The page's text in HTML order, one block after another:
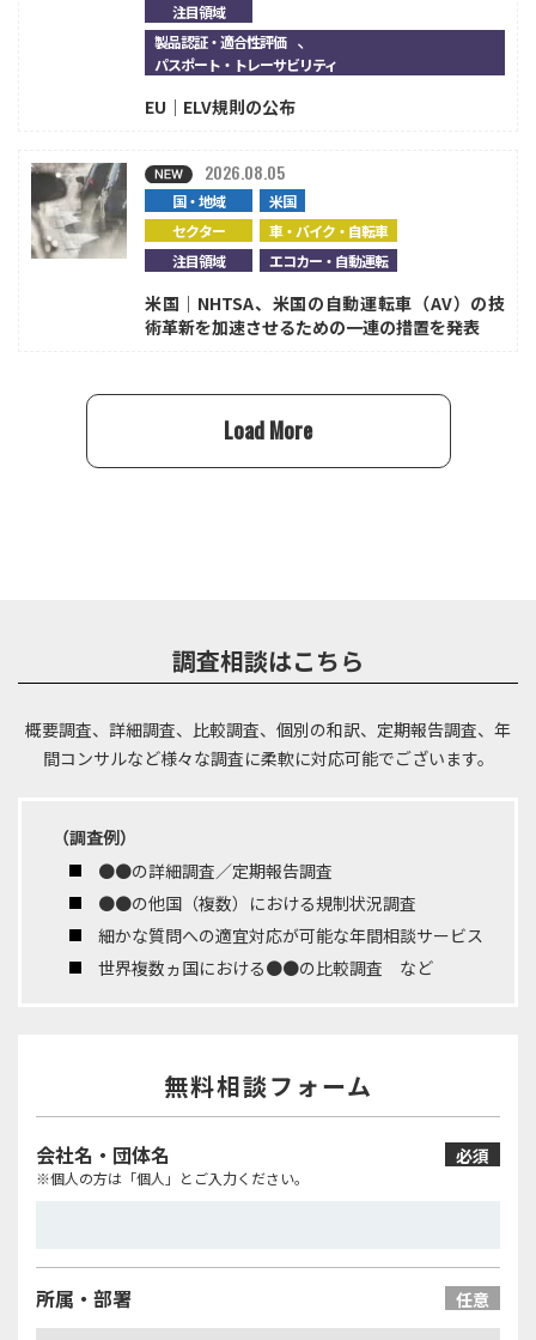
注目領域
製品認証・適合性評価 、
パスポート・トレーサビリティ
EU｜ELV規則の公布
国・地域
米国
セクター
車・バイク・自転車
注目領域
エコカー・自動運転
2026.08.05
米国｜NHTSA、米国の自動運転車（AV）の技
術革新を加速させるための一連の措置を発表
Load More
調査相談はこちら
概要調査、詳細調査、比較調査、個別の和訳、定期報告調査、年
間コンサルなど様々な調査に柔軟に対応可能でございます。
（調査例）
●●の詳細調査／定期報告調査
●●の他国（複数）における規制状況調査
細かな質問への適宜対応が可能な年間相談サービス
世界複数ヵ国における●●の比較調査 など
無料相談フォーム
会社名・団体名 必須
※個人の方は「個人」とご入力ください。
所属・部署 任意